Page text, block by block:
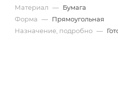
Материал — Бумага
Форма — Прямоугольная
Назначение, подробно —